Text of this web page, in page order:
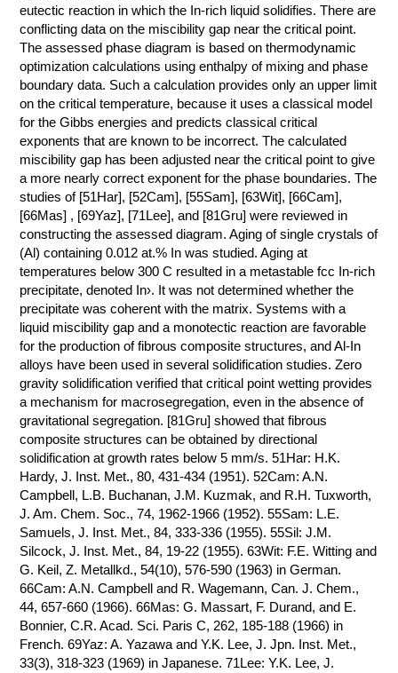
КОНТАКТЫ
eutectic reaction in which the In-rich liquid solidifies. There are
conflicting data on the miscibility gap near the critical point.
The assessed phase diagram is based on thermodynamic
optimization calculations using enthalpy of mixing and phase
boundary data. Such a calculation provides only an upper limit
on the critical temperature, because it uses a classical model
for the Gibbs energies and predicts classical critical
exponents that are known to be incorrect. The calculated
miscibility gap has been adjusted near the critical point to give
a more nearly correct exponent for the phase boundaries. The
studies of [51Har], [52Cam], [55Sam], [63Wit], [66Cam],
[66Mas] , [69Yaz], [71Lee], and [81Gru] were reviewed in
constructing the assessed diagram. Aging of single crystals of
(Al) containing 0.012 at.% In was studied. Aging at
temperatures below 300 C resulted in a metastable fcc In-rich
precipitate, denoted In›. It was not determined whether the
precipitate was coherent with the matrix. Systems with a
liquid miscibility gap and a monotectic reaction are favorable
for the production of fibrous composite structures, and Al-In
alloys have been used in several solidification studies. Zero
gravity solidification verified that critical point wetting provides
a mechanism for macrosegregation, even in the absence of
gravitational segregation. [81Gru] showed that fibrous
composite structures can be obtained by directional
solidification at growth rates below 5 mm/s. 51Har: H.K.
Hardy, J. Inst. Met., 80, 431-434 (1951). 52Cam: A.N.
Campbell, L.B. Buchanan, J.M. Kuzmak, and R.H. Tuxworth,
J. Am. Chem. Soc., 74, 1962-1966 (1952). 55Sam: L.E.
Samuels, J. Inst. Met., 84, 333-336 (1955). 55Sil: J.M.
Silcock, J. Inst. Met., 84, 19-22 (1955). 63Wit: F.E. Witting and
G. Keil, Z. Metallkd., 54(10), 576-590 (1963) in German.
66Cam: A.N. Campbell and R. Wagemann, Can. J. Chem.,
44, 657-660 (1966). 66Mas: G. Massart, F. Durand, and E.
Bonnier, C.R. Acad. Sci. Paris C, 262, 185-188 (1966) in
French. 69Yaz: A. Yazawa and Y.K. Lee, J. Jpn. Inst. Met.,
33(3), 318-323 (1969) in Japanese. 71Lee: Y.K. Lee, J.